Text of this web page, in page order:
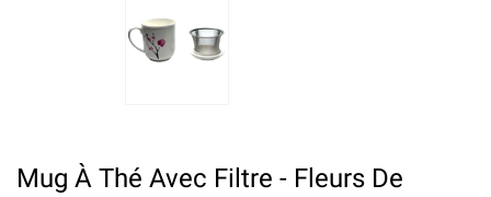
Mug À Thé Avec Filtre - Fleurs De